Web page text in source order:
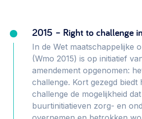
2015 – Right to challenge
In de Wet maatschappelijke
(Wmo 2015) is op initiatief
amendement opgenomen:
challenge. Kort gezegd biedt
challenge de mogelijkheid
buurtinitiatieven zorg- en